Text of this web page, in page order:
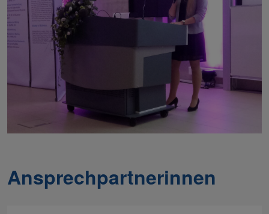
Ansprechpartnerinnen